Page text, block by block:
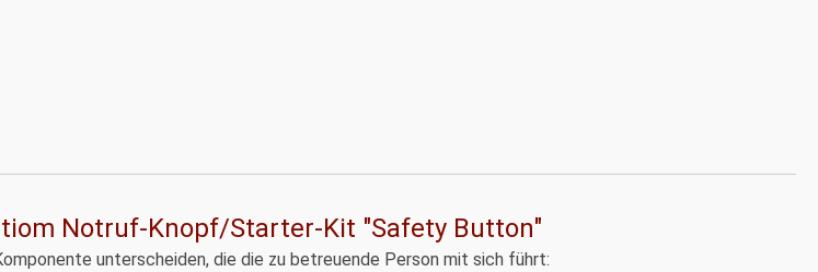
Notruf-Knopf/Starter-Kit "Safety Button"
unterscheiden, die die zu betreuende Person mit sich führt: